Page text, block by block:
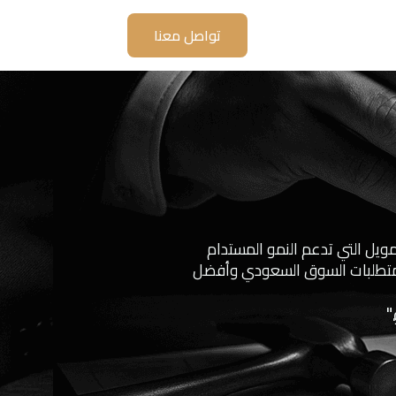
تواصل معنا
التي تدعم النمو المستدام
متطلبات السوق السعودي وأفضل